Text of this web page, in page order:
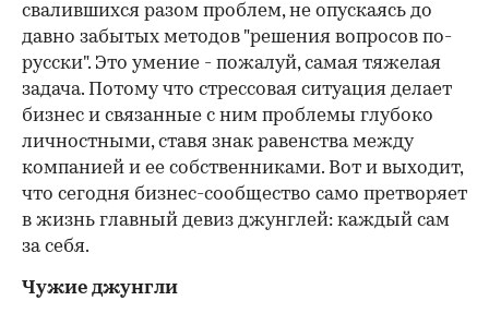
свалившихся разом проблем, не опускаясь до
давно забытых методов "решения вопросов по-
русски". Это умение - пожалуй, самая тяжелая
задача. Потому что стрессовая ситуация делает
бизнес и связанные с ним проблемы глубоко
личностными, ставя знак равенства между
компанией и ее собственниками. Вот и выходит,
что сегодня бизнес-сообщество само претворяет
в жизнь главный девиз джунглей: каждый сам
за себя.
Чужие джунгли